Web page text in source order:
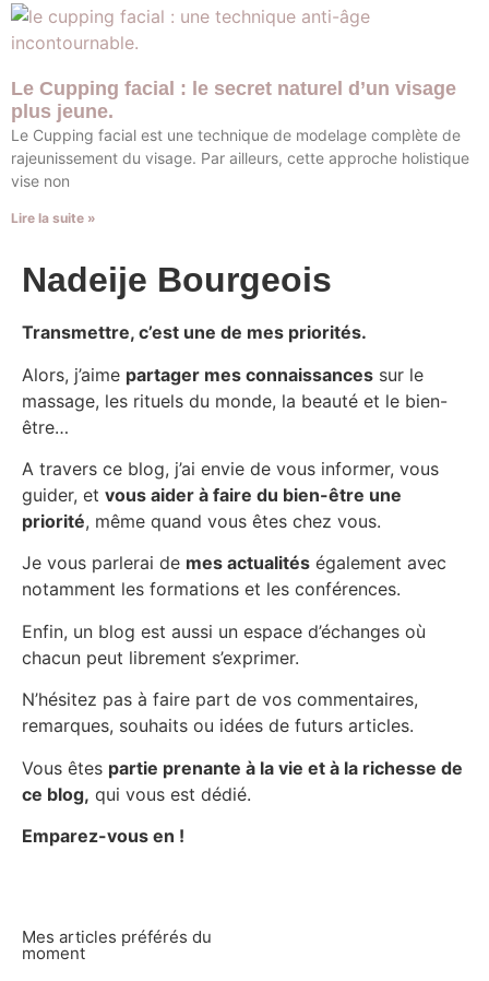
Le Cupping facial : le secret naturel d’un visage
plus jeune.
Le Cupping facial est une technique de modelage complète de
rajeunissement du visage. Par ailleurs, cette approche holistique
vise non
Lire la suite »
Nadeije Bourgeois
Transmettre, c’est une de mes priorités.
Alors, j’aime partager mes connaissances sur le
massage, les rituels du monde, la beauté et le bien-
être…
A travers ce blog, j’ai envie de vous informer, vous
guider, et vous aider à faire du bien-être une
priorité, même quand vous êtes chez vous.
Je vous parlerai de mes actualités également avec
notamment les formations et les conférences.
Enfin, un blog est aussi un espace d’échanges où
chacun peut librement s’exprimer.
N’hésitez pas à faire part de vos commentaires,
remarques, souhaits ou idées de futurs articles.
Vous êtes partie prenante à la vie et à la richesse de
ce blog, qui vous est dédié.
Emparez-vous en !
Mes articles préférés du
moment